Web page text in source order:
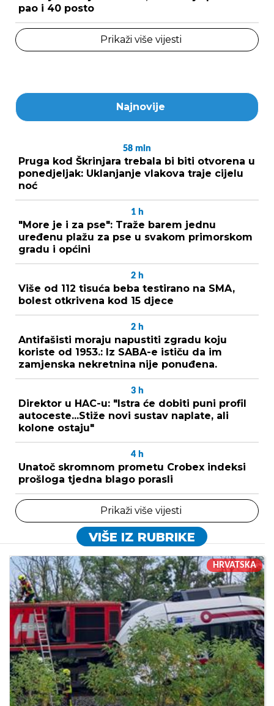
pao i 40 posto
Prikaži više vijesti
Najnovije
58 min
Pruga kod Škrinjara trebala bi biti otvorena u
ponedjeljak: Uklanjanje vlakova traje cijelu
noć
1 h
"More je i za pse": Traže barem jednu
uređenu plažu za pse u svakom primorskom
gradu i općini
2 h
Više od 112 tisuća beba testirano na SMA,
bolest otkrivena kod 15 djece
2 h
Antifašisti moraju napustiti zgradu koju
koriste od 1953.: Iz SABA-e ističu da im
zamjenska nekretnina nije ponuđena.
3 h
Direktor u HAC-u: "Istra će dobiti puni profil
autoceste...Stiže novi sustav naplate, ali
kolone ostaju"
4 h
Unatoč skromnom prometu Crobex indeksi
prošloga tjedna blago porasli
Prikaži više vijesti
VIŠE IZ RUBRIKE
HRVATSKA